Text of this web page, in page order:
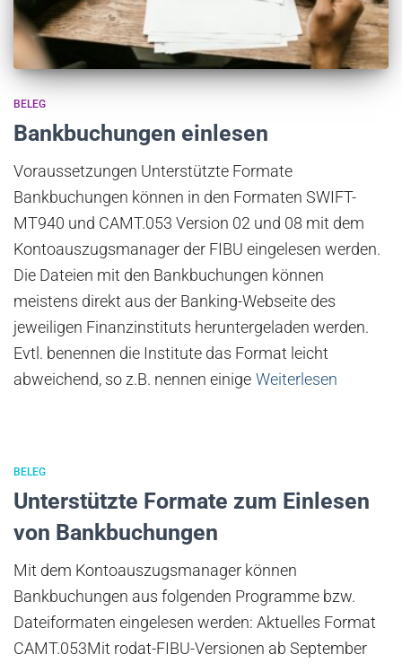
BELEG
Bankbuchungen einlesen
Voraussetzungen Unterstützte Formate
Bankbuchungen können in den Formaten SWIFT-
MT940 und CAMT.053 Version 02 und 08 mit dem
Kontoauszugsmanager der FIBU eingelesen werden.
Die Dateien mit den Bankbuchungen können
meistens direkt aus der Banking-Webseite des
jeweiligen Finanzinstituts heruntergeladen werden.
Evtl. benennen die Institute das Format leicht
abweichend, so z.B. nennen einige Weiterlesen
BELEG
Unterstützte Formate zum Einlesen
von Bankbuchungen
Mit dem Kontoauszugsmanager können
Bankbuchungen aus folgenden Programme bzw.
Dateiformaten eingelesen werden: Aktuelles Format
CAMT.053Mit rodat-FIBU-Versionen ab September